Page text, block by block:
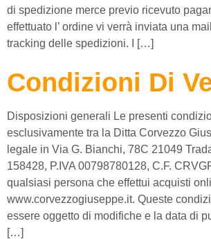
di spedizione merce previo ricevuto
effettuato l’ ordine vi verrà inviata una
tracking delle spedizioni. I […]
Condizioni Di
Disposizioni generali Le presenti
esclusivamente tra la Ditta Corvezzo
legale in Via G. Bianchi, 78C 21049
158428, P.IVA 00798780128, C.F.
qualsiasi persona che effettui acquisti
www.corvezzogiuseppe.it. Queste
essere oggetto di modifiche e la data di
[…]